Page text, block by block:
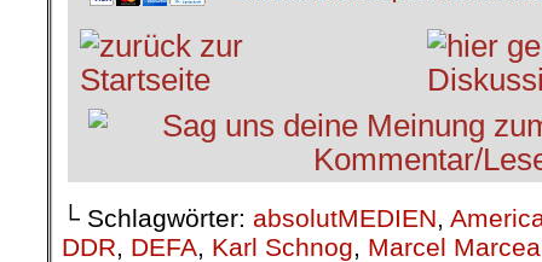
└ Schlagwörter: absolutMEDIEN,
DDR, DEFA, Karl Schnog, Marcel